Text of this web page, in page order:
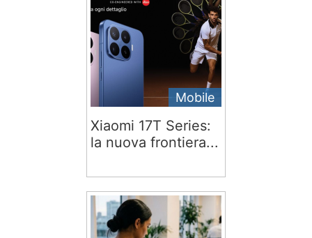
Mobile
Xiaomi 17T Series:
la nuova frontiera...